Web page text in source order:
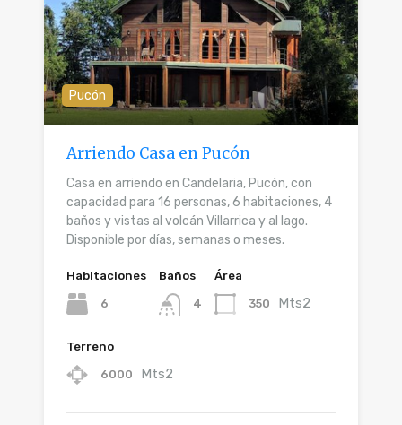
Pucón
Arriendo Casa en Pucón
Casa en arriendo en Candelaria, Pucón, con
capacidad para 16 personas, 6 habitaciones, 4
baños y vistas al volcán Villarrica y al lago.
Disponible por días, semanas o meses.
Habitaciones
6
Baños
4
Área
350 Mts2
Terreno
6000 Mts2